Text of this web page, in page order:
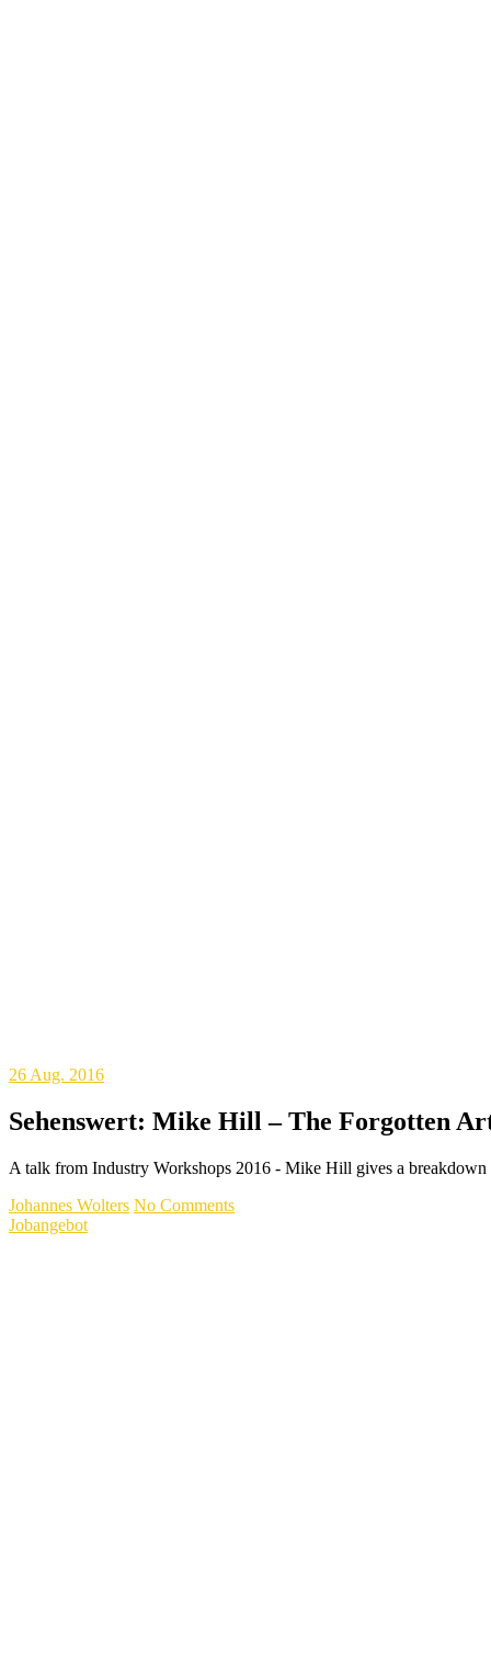
26 Aug. 2016
Sehenswert: Mike Hill – The Forgotten
A talk from Industry Workshops 2016 - Mike Hill gives a
Johannes Wolters No Comments
Jobangebot